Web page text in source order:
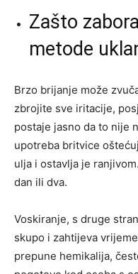
Zašto
metode
Brzo brijanje može
zbrojite sve iritacije,
postaje jasno da to nije
upotreba britvice
ulja i ostavlja je
dan ili dva.
Voskiranje, s druge
skupo i zahtijeva
prepune hemikalija,